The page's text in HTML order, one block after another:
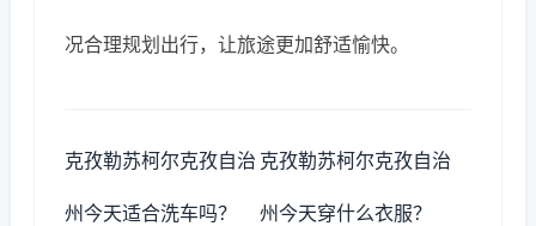
况合理规划出行，让旅途更加舒适愉快。
克孜勒苏柯尔克孜自治
州今天适合洗车吗？
克孜勒苏柯尔克孜自治
州今天穿什么衣服？